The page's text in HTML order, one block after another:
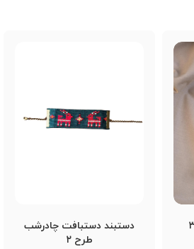
دستبند دستبافت چادرشب
طرح ۲